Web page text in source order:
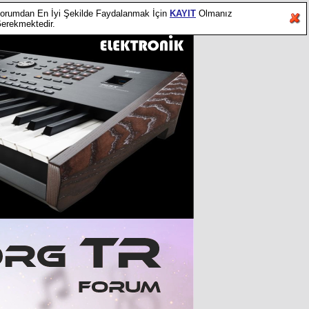
En İyi Şekilde Faydalanmak İçin KAYIT Olmanız